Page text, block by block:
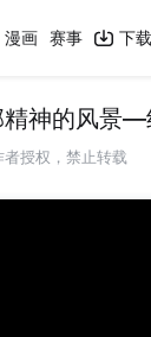
漫画 赛事 下
者授权，禁止转载